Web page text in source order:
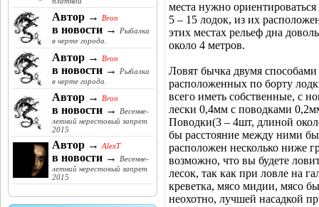
Автор → Bron
в новости →
Рыбалка
в черте города.
Автор → Bron
в новости →
Рыбалка
в черте города.
Автор → Bron
в новости →
Весенне-
летний нерестовый запрет
2015
Автор → AlexT
в новости →
Весенне-
летний нерестовый запрет
2015
места нужно
5 – 15 лодок, из их
этих местах рельеф дна
около 4 метров.
Ловят бычка двумя
расположенных по борту
всего иметь собственные, с
лески 0,4мм с поводками
Поводки(3 – 4шт, длиной
бы расстояние между ними
расположен несколько ниже
возможно, что вы будете
лесок, так как при ловле на
креветка, мясо мидии, мясо
неохотно, лучшей насадкой